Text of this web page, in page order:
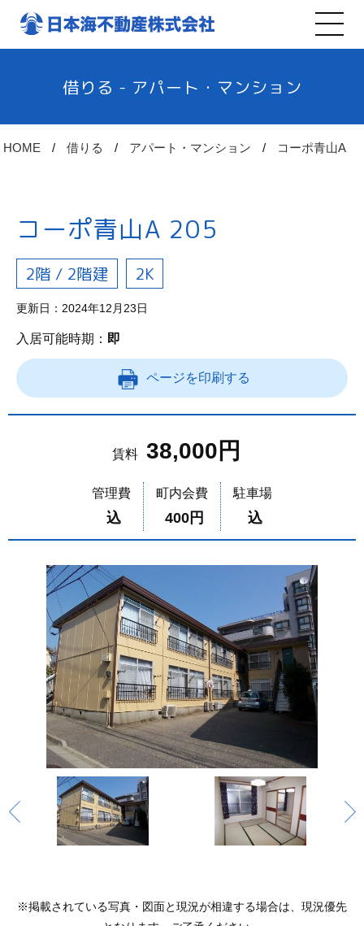
借りる - アパート・マンション
HOME 借りる アパート・マンション コーポ青山A
コーポ青山A 205
2階 / 2階建 2K
更新日：2024年12月23日
入居可能時期： 即
ページを印刷する
賃料 38,000円
管理費
込
町内会費
400円
駐車場
込
※掲載されている写真・図面と現況が相違する場合は、現況優先